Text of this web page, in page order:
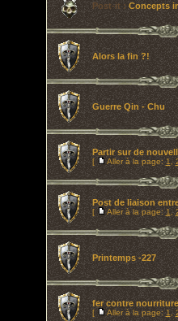
Post-it : Concepts
Alors la fin ?!
Guerre Qin - Chu
Partir sur de
[ Aller à la page: 1 ,
Post de liaison
[ Aller à la page: 1 ,
Printemps -227
fer contre nourriture
[ Aller à la page: 1 ,